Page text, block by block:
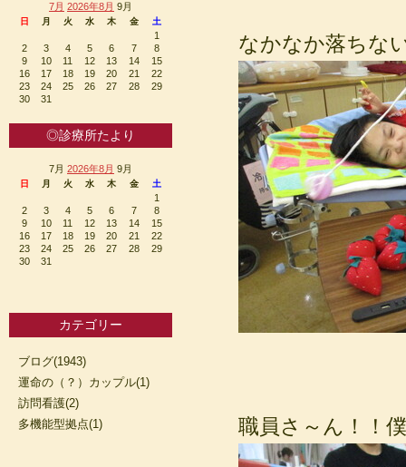
なかなか落ちな
職員さ～ん！！
7月 2026年8月 9月
日 月 火 水 木 金 土
1
2
3 4 5 6 7
8
9
10 11 12 13 14
15
16
17 18 19 20 21
22
23
24 25 26 27 28
29
30
31
◎診療所たより
7月 2026年8月 9月
日 月 火 水 木 金 土
1
2
3 4 5 6 7
8
9
10 11 12 13 14
15
16
17 18 19 20 21
22
23
24 25 26 27 28
29
30
31
カテゴリー
ブログ(1943)
運命の（？）カップル(1)
訪問看護(2)
多機能型拠点(1)